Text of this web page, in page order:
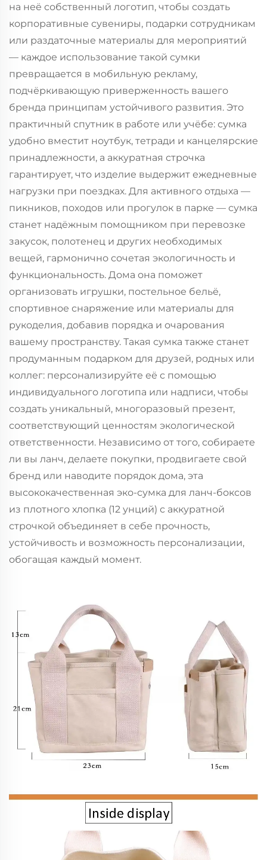
на неё собственный логотип, чтобы создать
корпоративные сувениры, подарки сотрудникам
или раздаточные материалы для мероприятий
— каждое использование такой сумки
превращается в мобильную рекламу,
подчёркивающую приверженность вашего
бренда принципам устойчивого развития. Это
практичный спутник в работе или учёбе: сумка
удобно вместит ноутбук, тетради и канцелярские
принадлежности, а аккуратная строчка
гарантирует, что изделие выдержит ежедневные
нагрузки при поездках. Для активного отдыха —
пикников, походов или прогулок в парке — сумка
станет надёжным помощником при перевозке
закусок, полотенец и других необходимых
вещей, гармонично сочетая экологичность и
функциональность. Дома она поможет
организовать игрушки, постельное бельё,
спортивное снаряжение или материалы для
рукоделия, добавив порядка и очарования
вашему пространству. Такая сумка также станет
продуманным подарком для друзей, родных или
коллег: персонализируйте её с помощью
индивидуального логотипа или надписи, чтобы
создать уникальный, многоразовый презент,
соответствующий ценностям экологической
ответственности. Независимо от того, собираете
ли вы ланч, делаете покупки, продвигаете свой
бренд или наводите порядок дома, эта
высококачественная эко-сумка для ланч-боксов
из плотного хлопка (12 унций) с аккуратной
строчкой объединяет в себе прочность,
устойчивость и возможность персонализации,
обогащая каждый момент.